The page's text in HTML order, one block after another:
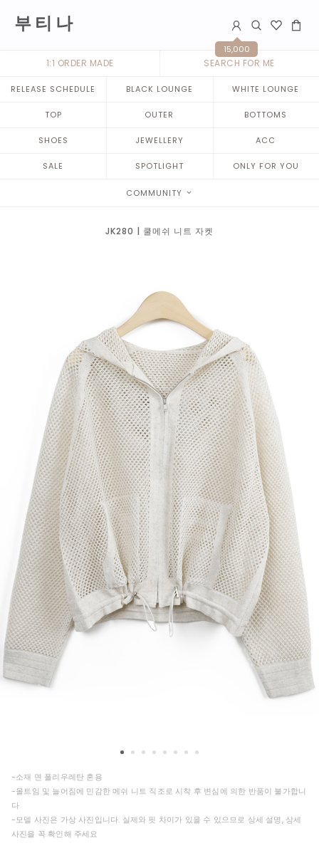
부 티 나
15,000
1:1 ORDER MADE SEARCH FOR ME
RELEASE SCHEDULE BLACK LOUNGE WHITE LOUNGE
TOP OUTER BOTTOMS
SHOES JEWELLERY ACC
SALE SPOTLIGHT ONLY FOR YOU
COMMUNITY
JK280 | 쿨메쉬 니트 자켓
-소재 면 폴리우레탄 혼용
-올트임 및 늘어짐에 민감한 메쉬 니트 직조로 시착 후 변심에 의한 반품이 불가합니
다
-모델 사진은 가상 사진입니다. 실제와 핏 차이가 있을 수 있으므로 상세 설명, 상세
사진을 꼭 확인해 주세요